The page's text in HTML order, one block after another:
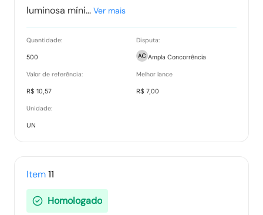
luminosa míni... Ver mais
Quantidade:
500
Disputa:
Ampla Concorrência
Valor de referência:
R$ 10,57
Melhor lance
R$ 7,00
Unidade:
UN
Item11
Homologado